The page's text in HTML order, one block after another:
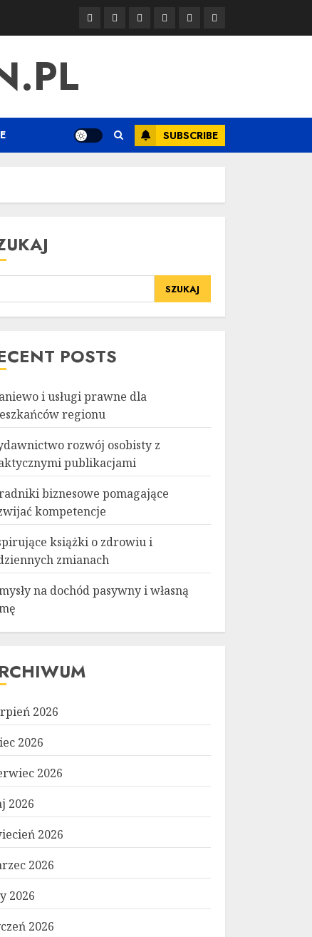
Strona
główna
Sample
Page
Uncategorized
Instagram
Linki
SEO
Pozycjonowanie
SUBSCRIBE
SZUKAJ
POSTS
i usługi prawne dla
regionu
rozwój osobisty z
publikacjami
biznesowe pomagające
kompetencje
książki o zdrowiu i
zmianach
na dochód pasywny i własną
2026
2026
2026
2026
2026
2026
2026
2026